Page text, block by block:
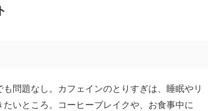
問題なし。カフェインのとりすぎは、睡眠やリ
いところ。コーヒーブレイクや、お食事中に